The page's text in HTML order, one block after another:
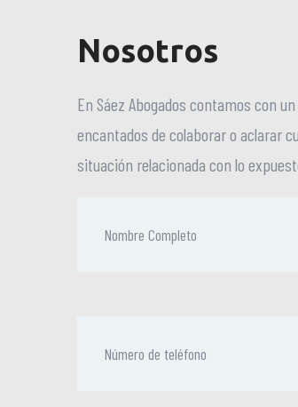
Nosotros
En Sáez Abogados contamos con
encantados de colaborar o aclarar
situación relacionada con lo